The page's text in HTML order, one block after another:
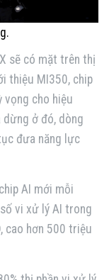
sẽ có mặt trên thị
thiệu MI350, chip
vọng cho hiệu
ở đó, dòng
đưa năng lực
AI mới mỗi
vi xử lý AI trong
cao hơn 500 triệu